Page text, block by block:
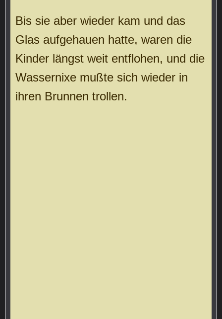
Bis sie aber wieder kam und das
Glas aufgehauen hatte, waren die
Kinder längst weit entflohen, und die
Wassernixe mußte sich wieder in
ihren Brunnen trollen.